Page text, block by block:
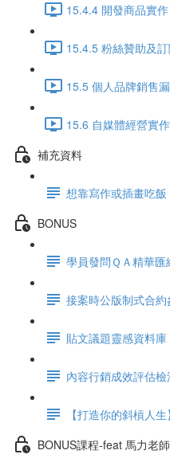
15.4.4 開發商品實
15.4.5 粉絲贊助及
15.5 個人品牌銷售
15.6 自媒體經營實
補充資料
想靠寫作或插畫吃飯
BONUS
學員發問ＱＡ精華匯
接案時公版制式合約
貼文議題靈感資料庫
內容行銷成效評估檢
【打造你的斜槓人
BONUS課程-feat 馬力老